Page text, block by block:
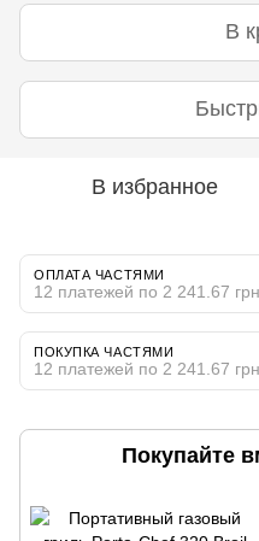
В
В избранное
ОПЛАТА ЧАСТЯМИ
12 платежей по 2 241.67 грн
ПОКУПКА ЧАСТЯМИ
12 платежей по 2 241.67 грн
Покупайте